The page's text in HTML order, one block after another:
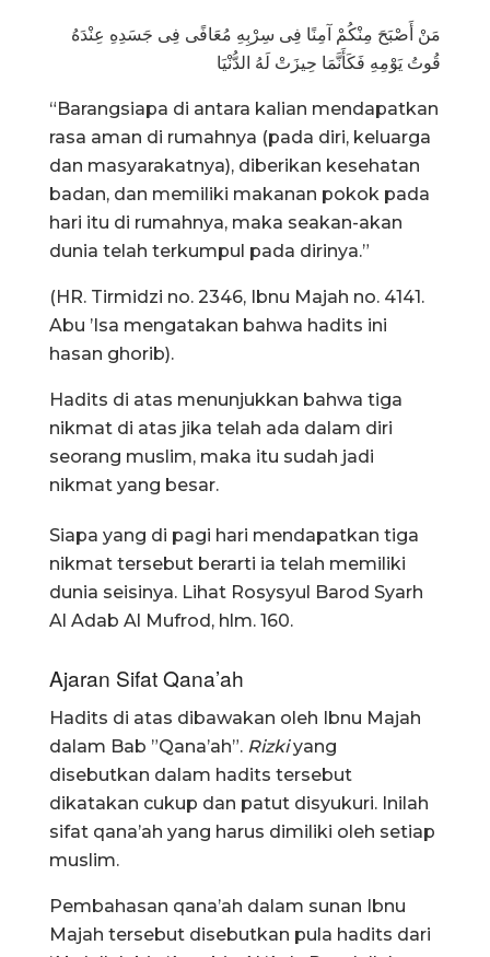
مَنْ أَصْبَحَ مِنْكُمْ آمِنًا فِى سِرْبِهِ مُعَافًى فِى جَسَدِهِ عِنْدَهُ
قُوتُ يَوْمِهِ فَكَأَنَّمَا حِيزَتْ لَهُ الدُّنْيَا
“Barangsiapa di antara kalian mendapatkan
rasa aman di rumahnya (pada diri, keluarga
dan masyarakatnya), diberikan kesehatan
badan, dan memiliki makanan pokok pada
hari itu di rumahnya, maka seakan-akan
dunia telah terkumpul pada dirinya.”
(HR. Tirmidzi no. 2346, Ibnu Majah no. 4141.
Abu ’Isa mengatakan bahwa hadits ini
hasan ghorib).
Hadits di atas menunjukkan bahwa tiga
nikmat di atas jika telah ada dalam diri
seorang muslim, maka itu sudah jadi
nikmat yang besar.
Siapa yang di pagi hari mendapatkan tiga
nikmat tersebut berarti ia telah memiliki
dunia seisinya. Lihat Rosysyul Barod Syarh
Al Adab Al Mufrod, hlm. 160.
Ajaran Sifat Qana’ah
Hadits di atas dibawakan oleh Ibnu Majah
dalam Bab ”Qana’ah”. Rizkiyang
disebutkan dalam hadits tersebut
dikatakan cukup dan patut disyukuri. Inilah
sifat qana’ah yang harus dimiliki oleh setiap
muslim.
Pembahasan qana’ah dalam sunan Ibnu
Majah tersebut disebutkan pula hadits dari